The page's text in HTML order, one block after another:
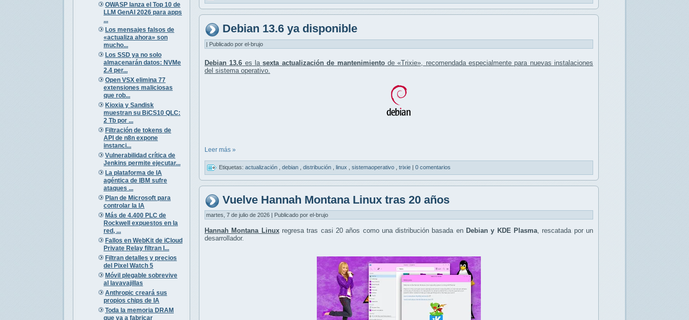
OWASP lanza el Top 10 de
LLM GenAI 2026 para apps
...
Los mensajes falsos de
«actualiza ahora» son
mucho...
Los SSD ya no solo
almacenarán datos: NVMe
2.4 per...
Open VSX elimina 77
extensiones maliciosas
que rob...
Kioxia y Sandisk
muestran su BiCS10 QLC:
2 Tb por ...
Filtración de tokens de
API de n8n expone
instanci...
Vulnerabilidad crítica de
Jenkins permite ejecutar...
La plataforma de IA
agéntica de IBM sufre
ataques ...
Plan de Microsoft para
controlar la IA
Más de 4.400 PLC de
Rockwell expuestos en la
red, ...
Fallos en WebKit de iCloud
Private Relay filtran I...
Filtran detalles y precios
del Pixel Watch 5
Móvil plegable sobrevive
al lavavajillas
Anthropic creará sus
propios chips de IA
Toda la memoria DRAM
que va a fabricar
Debian 13.6 ya disponible
| Publicado por el-brujo
Debian 13.6 es lasexta actualización de mantenimientode «Trixie», recomendada especialmente para nuevas instalaciones
del sistema operativo.
Leer más »
Etiquetas: actualización debian distribución linux sistemaoperativo trixie | 0 comentarios
Vuelve Hannah Montana Linux tras 20 años
martes, 7 de julio de 2026 | Publicado por el-brujo
Hannah Montana Linuxregresa tras casi 20 años como una distribución basada en Debian y KDE Plasma, rescatada por un
desarrollador.